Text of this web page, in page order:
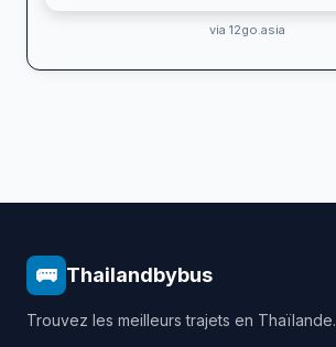
via 12go.asia
🚌 Thailandbybus
Trouvez les meilleurs trajets en Thaïlande.